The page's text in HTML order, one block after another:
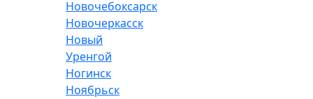
Новочебоксарск
Новочеркасск
Новый
Уренгой
Ногинск
Ноябрьск